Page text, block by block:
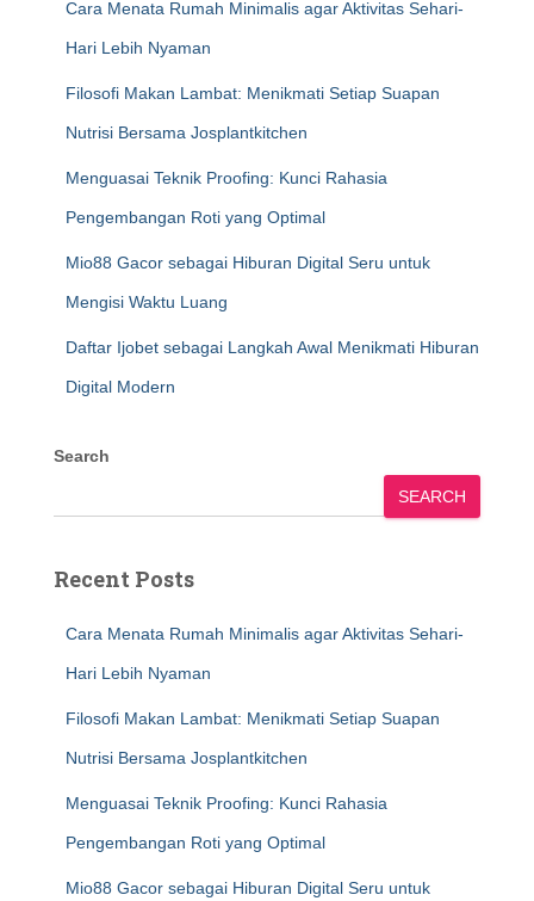
Cara Menata Rumah Minimalis agar Aktivitas Sehari-
Hari Lebih Nyaman
Filosofi Makan Lambat: Menikmati Setiap Suapan
Nutrisi Bersama Josplantkitchen
Menguasai Teknik Proofing: Kunci Rahasia
Pengembangan Roti yang Optimal
Mio88 Gacor sebagai Hiburan Digital Seru untuk
Mengisi Waktu Luang
Daftar Ijobet sebagai Langkah Awal Menikmati Hiburan
Digital Modern
Search
SEARCH
Recent Posts
Cara Menata Rumah Minimalis agar Aktivitas Sehari-
Hari Lebih Nyaman
Filosofi Makan Lambat: Menikmati Setiap Suapan
Nutrisi Bersama Josplantkitchen
Menguasai Teknik Proofing: Kunci Rahasia
Pengembangan Roti yang Optimal
Mio88 Gacor sebagai Hiburan Digital Seru untuk